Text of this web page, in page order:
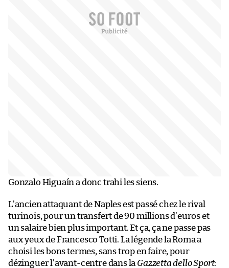
Gonzalo Higuaín a donc trahi les siens.
L’ancien attaquant de Naples est passé chez le rival
turinois, pour un transfert de 90 millions d’euros et
un salaire bien plus important. Et ça, ça ne passe pas
aux yeux de Francesco Totti. La légende la Roma a
choisi les bons termes, sans trop en faire, pour
dézinguer l’avant-centre dans la Gazzetta dello Sport: